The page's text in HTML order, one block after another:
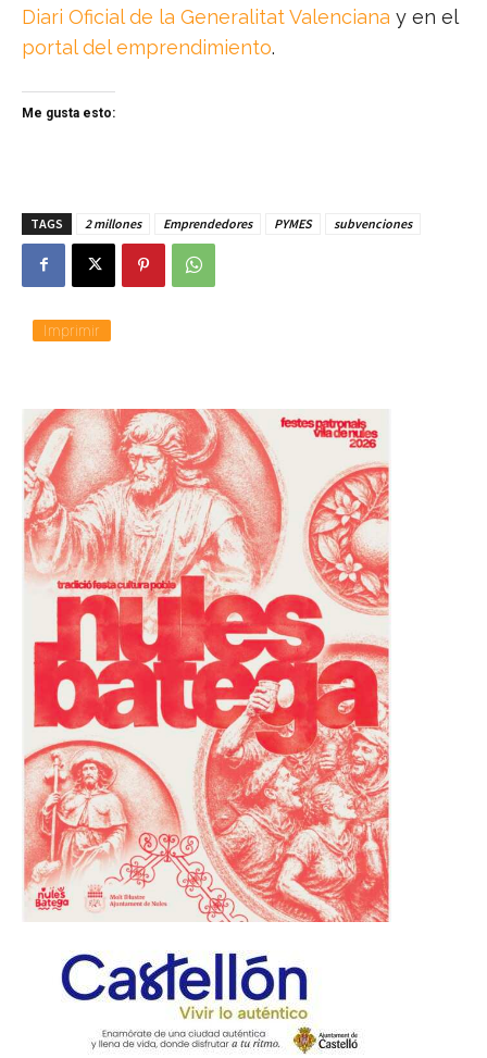
Diari Oficial de la Generalitat Valenciana y en el
portal del emprendimiento.
Me gusta esto:
TAGS 2 millones Emprendedores PYMES subvenciones
Imprimir